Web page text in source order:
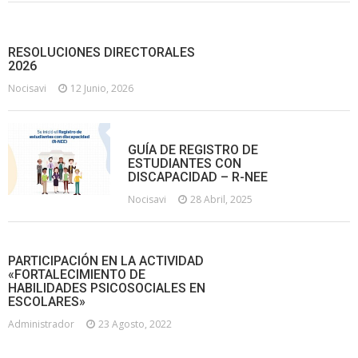
RESOLUCIONES DIRECTORALES
2026
Nocisavi 12 Junio, 2026
GUÍA DE REGISTRO DE
ESTUDIANTES CON
DISCAPACIDAD – R-NEE
Nocisavi 28 Abril, 2025
PARTICIPACIÓN EN LA ACTIVIDAD
«FORTALECIMIENTO DE
HABILIDADES PSICOSOCIALES EN
ESCOLARES»
Administrador 23 Agosto, 2022